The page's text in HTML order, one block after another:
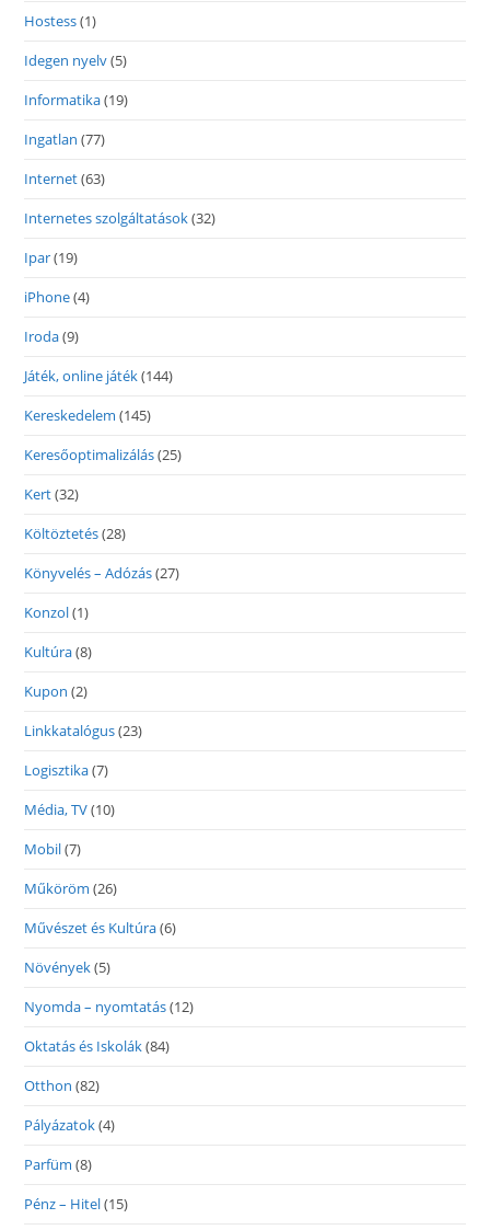
Hostess(1)
Idegen nyelv(5)
Informatika(19)
Ingatlan (77)
Internet(63)
Internetes szolgáltatások(32)
Ipar(19)
iPhone(4)
Iroda(9)
Játék, online játék(144)
Kereskedelem (145)
Keresőoptimalizálás(25)
Kert(32)
Költöztetés(28)
Könyvelés – Adózás(27)
Konzol(1)
Kultúra(8)
Kupon (2)
Linkkatalógus(23)
Logisztika(7)
Média, TV(10)
Mobil(7)
Műköröm (26)
Művészet és Kultúra(6)
Növények(5)
Nyomda – nyomtatás(12)
Oktatás és Iskolák(84)
Otthon (82)
Pályázatok(4)
Parfüm (8)
Pénz – Hitel(15)